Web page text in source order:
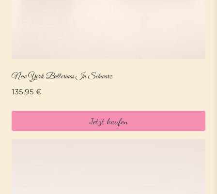
New York Ballerinas In Schwarz
135,95 €
Jetzt kaufen